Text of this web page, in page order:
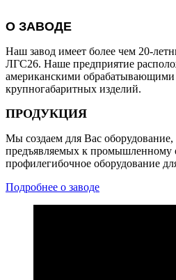
О ЗАВОДЕ
Наш завод имеет более чем 20-
ЛГС26. Наше предприятие
американскими обрабатывающими
крупногабаритных изделий.
ПРОДУКЦИЯ
Мы создаем для Вас оборудование,
предъявляемых к промышленному
профилегибочное оборудование
Подробнее о заводе